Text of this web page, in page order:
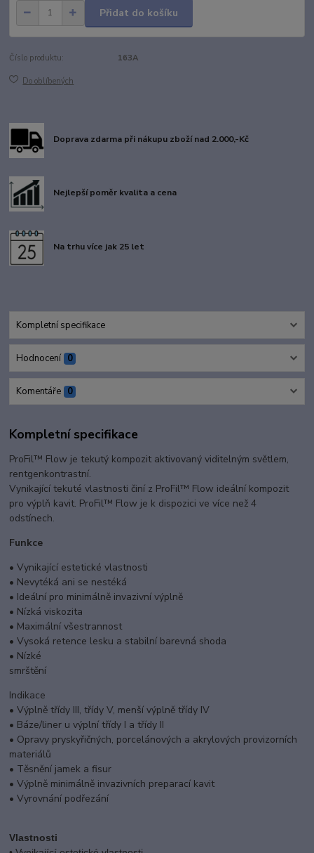
Přidat do košíku
Číslo produktu: 163A
Do oblíbených
Doprava zdarma při nákupu zboží nad 2.000,-Kč
Nejlepší poměr kvalita a cena
Na trhu více jak 25 let
Kompletní specifikace
Hodnocení 0
Komentáře 0
Kompletní specifikace
ProFil™ Flow je tekutý kompozit aktivovaný viditelným světlem,
rentgenkontrastní.
Vynikající tekuté vlastnosti činí z ProFil™ Flow ideální kompozit
pro výplň kavit. ProFil™ Flow je k dispozici ve více než 4
odstínech.
Funkce
• Vynikající estetické vlastnosti
• Nevytéká ani se nestéká
• Ideální pro minimálně invazivní výplně
• Nízká viskozita
• Maximální všestrannost
• Vysoká retence lesku a stabilní barevná shoda
• Nízké
smrštění
Indikace
• Výplně třídy III, třídy V, menší výplně třídy IV
• Báze/liner u výplní třídy I a třídy II
• Opravy pryskyřičných, porcelánových a akrylových provizorních
materiálů
• Těsnění jamek a fisur
• Výplně minimálně invazivních preparací kavit
• Vyrovnání podřezání
Vlastnosti